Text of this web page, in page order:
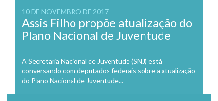
10 DE NOVEMBRO DE 2017
Assis Filho propõe atualização do
Plano Nacional de Juventude
A Secretaria Nacional de Juventude (SNJ) está
conversando com deputados federais sobre a atualização
do Plano Nacional de Juventude...